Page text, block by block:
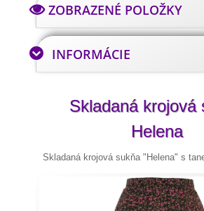
ZOBRAZENÉ POLOŽKY
INFORMÁCIE
Skladaná krojová
Helena
Skladaná krojová sukňa "Helena" s